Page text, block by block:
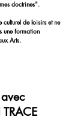
doctrines".
culturel de loisirs et ne
une formation
Arts.